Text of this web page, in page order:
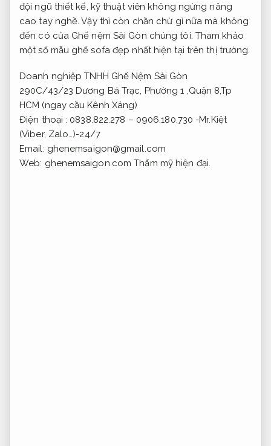
đội ngũ thiết kế, kỹ thuật viên không ngừng nâng
cao tay nghề. Vậy thì còn chần chừ gì nữa mà không
đến có của Ghế nệm Sài Gòn chúng tôi. Tham khảo
một số mẫu ghế sofa đẹp nhất hiện tại trên thị trường.
Doanh nghiệp TNHH Ghế Nệm Sài Gòn
290C/43/23 Dương Bá Trạc, Phường 1 ,Quận 8,Tp
HCM (ngay cầu Kênh Xáng)
Điện thoại : 0838.822.278 – 0906.180.730 -Mr.Kiệt
(Viber, Zalo…)-24/7
Email: ghenemsaigon@gmail.com
Web: ghenemsaigon.comThẩm mỹ hiện đại.